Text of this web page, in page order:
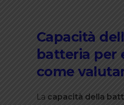
Capacità
batteria per
come
La capacità della